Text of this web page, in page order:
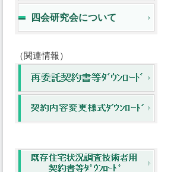
四会研究会について
（関連情報）